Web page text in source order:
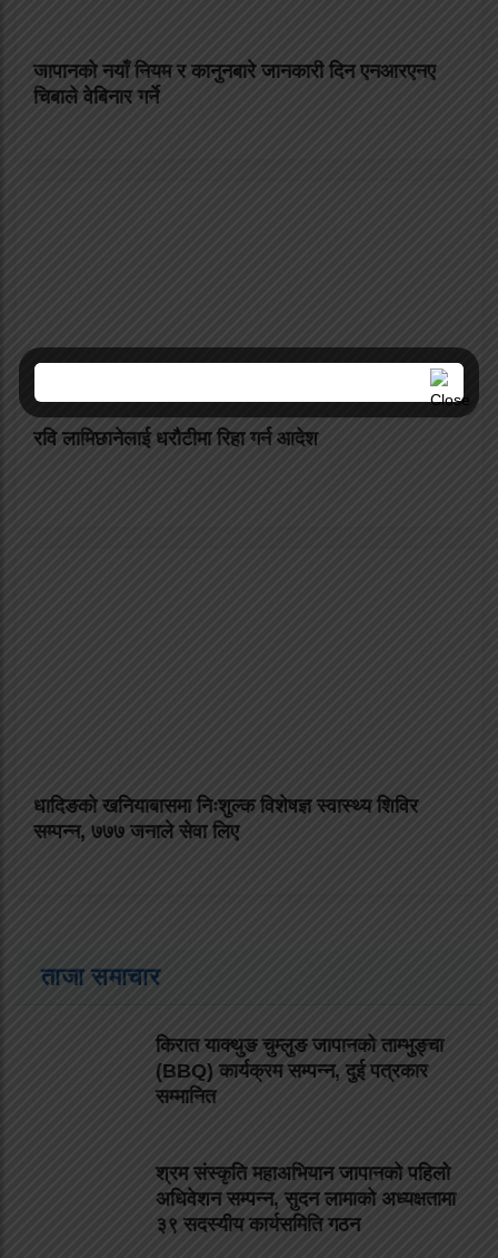
जापानको नयाँ नियम र कानुनबारे जानकारी दिन एनआरएनए
चिबाले वेबिनार गर्ने
रवि लामिछानेलाई धरौटीमा रिहा गर्न आदेश
धादिङको खनियाबासमा निःशुल्क विशेषज्ञ स्वास्थ्य शिविर
सम्पन्न, ७७७ जनाले सेवा लिए
ताजा समाचार
किरात याक्थुङ चुम्लुङ जापानको ताम्भुङ्चा
(BBQ) कार्यक्रम सम्पन्न, दुई पत्रकार
सम्मानित
श्रम संस्कृति महाअभियान जापानको पहिलो
अधिवेशन सम्पन्न, सुदन लामाको अध्यक्षतामा
३९ सदस्यीय कार्यसमिति गठन